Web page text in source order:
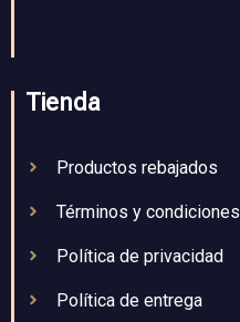
Tienda
Productos rebajados
Términos y condiciones
Política de privacidad
Política de entrega